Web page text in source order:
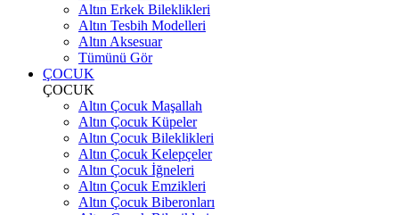
Altın Erkek Bileklikleri
Altın Tesbih Modelleri
Altın Aksesuar
Tümünü Gör
ÇOCUK
ÇOCUK
Altın Çocuk Maşallah
Altın Çocuk Küpeler
Altın Çocuk Bileklikleri
Altın Çocuk Kelepçeler
Altın Çocuk İğneleri
Altın Çocuk Emzikleri
Altın Çocuk Biberonları